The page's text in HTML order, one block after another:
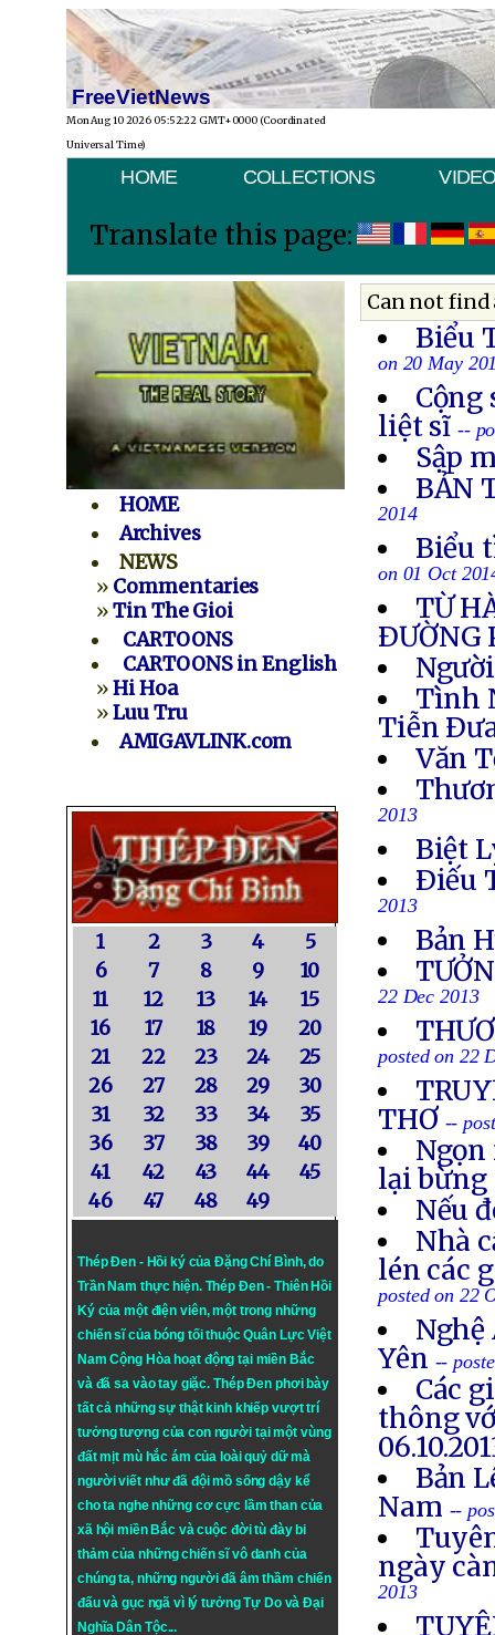
FreeVietNews
Mon Aug 10 2026 05:52:22 GMT+0000 (Coordinated
Universal Time)
HOME COLLECTIONS
Translate this page:
HOME
Archives
NEWS
» Commentaries
»Tin The Gioi
CARTOONS
CARTOONS in English
»Hi Hoa
»Luu Tru
AMIGAVLINK.com
1 2 3 4
5
6
7 8 9
10
11
12 13 14
15
16
17 18 19
20
21
22 23 24
25
26
27 28 29
30
31
32 33 34
35
36
37 38 39
40
41
42 43 44
45
46
47 48 49
Thép Đen - Hồi ký của Đặng Chí Bình, do
Trần Nam thực hiện. Thép Đen- Thiên Hồi
Ký của một điện viên, một trong những
chiến sĩ của bóng tối thuộc Quân Lực Việt
Nam Cộng Hòa hoạt động tại miền Bắc
và đã sa vào tay giặc. Thép Đen phơi bày
tất cả những sự thật kinh khiếp vượt trí
tưởng tượng của con người tại một vùng
đất mịt mù hắc ám của loài quỷ dữ mà
người viết như đã đội mồ sống dậy kể
cho ta nghe những cơ cực lầm than của
xã hội miền Bắc và cuộc đời tù đày bi
thảm của những chiến sĩ vô danh của
chúng ta, những người đã âm thầm chiến
đấu và gục ngã vì lý tưởngTự DovàĐại
Nghĩa Dân Tộc...
Can not
Biểu
on 20 May
Cộng
liệt sĩ --
Sập
BẢN
2014
Biểu
on 01 Oct
TỪ
ÐƯỜNG
Tình
Tiễn
Văn
2013
Biệt
Ðiếu
2013
Bản
22 Dec 2013
posted on 22
THƠ --
lại bừng
Nếu
Nhà
lén các
posted on 22
Nghệ
Yên --
Các
thông
Bản
Nam --
ngày
2013